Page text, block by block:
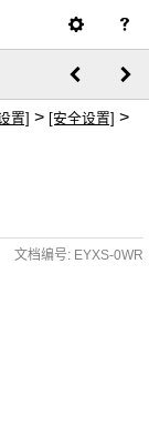
置] > [安全设置] >
文档编号: EYXS-0WR